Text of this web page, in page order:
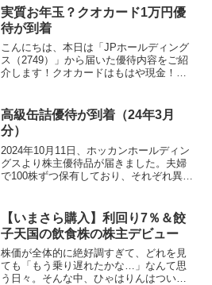
った方はこちら↓今回の優待品ミルクチョ
コ...
実質お年玉？クオカード1万円優
待が到着
こんにちは、本日は「JPホールディング
ス（2749）」から届いた優待内容をご紹
介します！クオカードはもはや現金！！
バタバタしていたこともあり、実際に開
封したのは年明...
高級缶詰優待が到着（24年3月
分）
2024年10月11日、ホッカンホールディン
グスより株主優待品が届きました。夫婦
で100株ずつ保有しており、それぞれ異な
継続保有する株主を対象とした優待内容
となってい...
【いまさら購入】利回り7％＆餃
子天国の飲食株の株主デビュー
株価が全体的に絶好調すぎて、どれを見
ても「もう乗り遅れたかな…」なんて思
う日々。そんな中、ひゃはりんはついに